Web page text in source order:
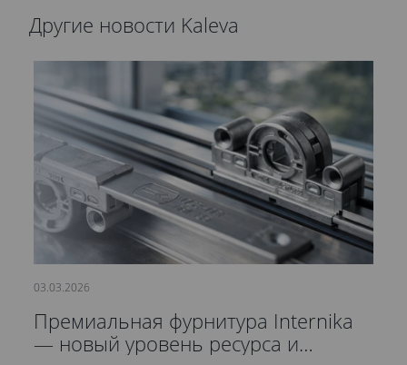
Другие новости Kaleva
03.03.2026
Премиальная фурнитура Internika
— новый уровень ресурса и